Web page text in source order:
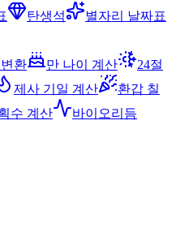
탄생석
별자리 날짜표
환 만 나이 계산
24절
제사 기일 계산
환갑 칠
수 계산
바이오리듬